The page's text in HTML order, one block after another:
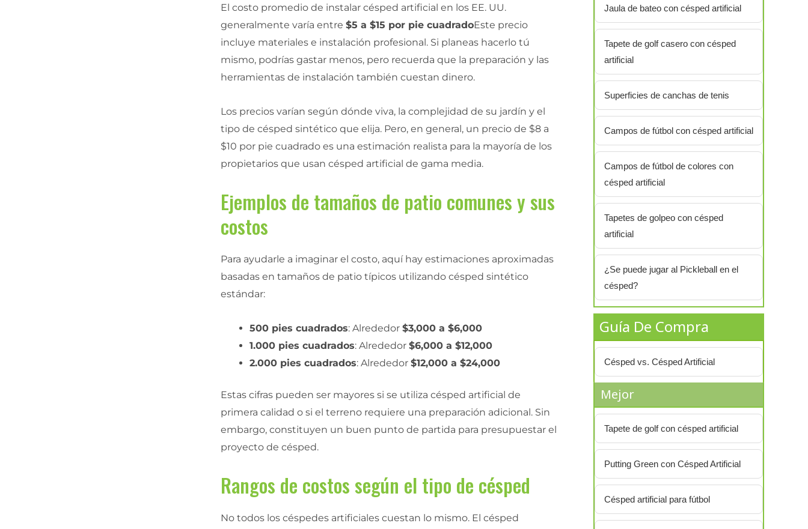
El costo promedio de instalar césped artificial en los EE. UU.
generalmente varía entre$5 a $15 por pie cuadradoEste precio
incluye materiales e instalación profesional. Si planeas hacerlo tú
mismo, podrías gastar menos, pero recuerda que la preparación y las
herramientas de instalación también cuestan dinero.
Los precios varían según dónde viva, la complejidad de su jardín y el
tipo de césped sintético que elija. Pero, en general, un precio de $8 a
$10 por pie cuadrado es una estimación realista para la mayoría de los
propietarios que usan césped artificial de gama media.
Ejemplos de tamaños de patio comunes y sus
costos
Para ayudarle a imaginar el costo, aquí hay estimaciones aproximadas
basadas en tamaños de patio típicos utilizando césped sintético
estándar:
500 pies cuadrados: Alrededor$3,000 a $6,000
1.000 pies cuadrados: Alrededor$6,000 a $12,000
2.000 pies cuadrados: Alrededor$12,000 a $24,000
Estas cifras pueden ser mayores si se utiliza césped artificial de
primera calidad o si el terreno requiere una preparación adicional. Sin
embargo, constituyen un buen punto de partida para presupuestar el
proyecto de césped.
Rangos de costos según el tipo de césped
No todos los céspedes artificiales cuestan lo mismo. El césped
Jaula de bateo con césped artificial
Tapete de golf casero con césped
artificial
Superficies de canchas de tenis
Campos de fútbol con césped artificial
Campos de fútbol de colores con
césped artificial
Tapetes de golpeo con césped
artificial
¿Se puede jugar al Pickleball en el
césped?
Guía De Compra
Césped vs. Césped Artificial
Mejor
Tapete de golf con césped artificial
Putting Green con Césped Artificial
Césped artificial para fútbol